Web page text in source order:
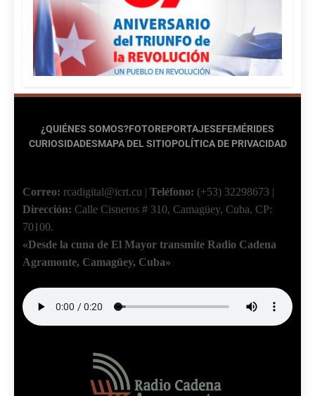
¿QUIÉNES SOMOS?FOTOREPORTAJESEFEMÉRIDES
CURIOSIDADESMAPA DEL SITIOPOLÍTICA DE PRIVACIDAD
Correo: rcadigital@icrt.cu | Teléfono: (+53) 32298673 |
Dirección: Calle Cisneros # 310, Camagüey, Cuba. CP:
70100.
«Desde la cuna de El Mayor transmite Radio Cadena
Agramonte, Camagüey, Cuba»